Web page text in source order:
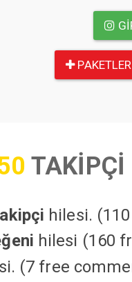
TAKİPÇİ
hilesi.
hilesi (160
(7 free